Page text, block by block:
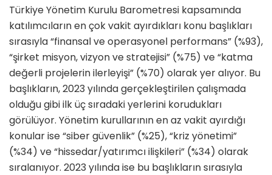
Türkiye Yönetim Kurulu Barometresi kapsamında
katılımcıların en çok vakit ayırdıkları konu başlıkları
sırasıyla “finansal ve operasyonel performans” (%93),
“şirket misyon, vizyon ve stratejisi” (%75) ve “katma
değerli projelerin ilerleyişi” (%70) olarak yer alıyor. Bu
başlıkların, 2023 yılında gerçekleştirilen çalışmada
olduğu gibi ilk üç sıradaki yerlerini korudukları
görülüyor. Yönetim kurullarının en az vakit ayırdığı
konular ise “siber güvenlik” (%25), “kriz yönetimi”
(%34) ve “hissedar/yatırımcı ilişkileri” (%34) olarak
sıralanıyor. 2023 yılında ise bu başlıkların sırasıyla